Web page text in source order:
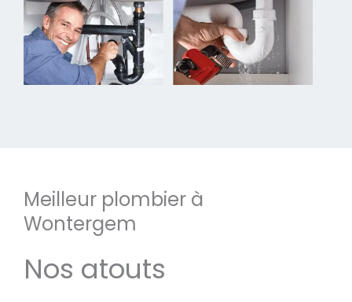
Meilleur plombier à
Wontergem
Nos atouts